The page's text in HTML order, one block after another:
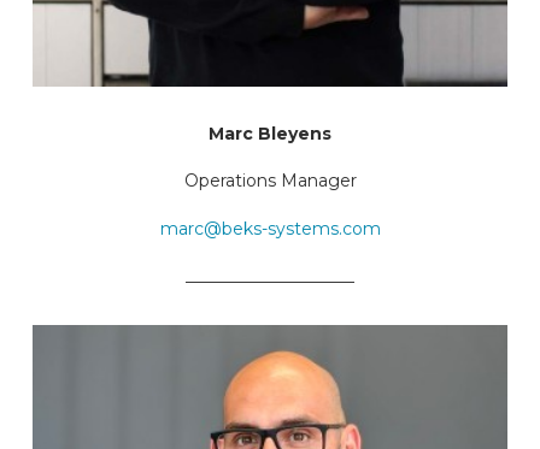
Marc Bleyens
Operations Manager
marc@beks-systems.com